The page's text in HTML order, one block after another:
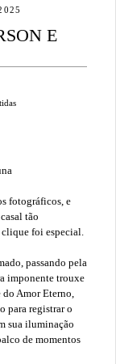
E
fotográficos, e
tão
foi especial.
passando pela
imponente trouxe
Amor Eterno,
para registrar o
sua iluminação
de momentos